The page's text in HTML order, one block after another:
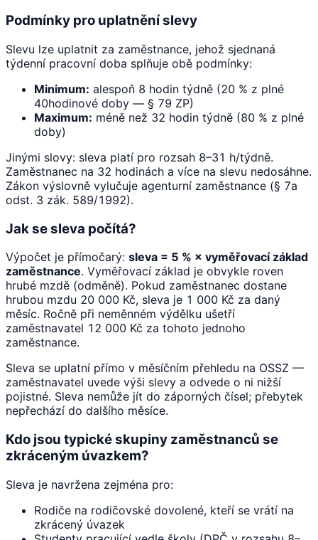
Podmínky pro uplatnění slevy
Slevu lze uplatnit za zaměstnance, jehož sjednaná
týdenní pracovní doba splňuje obě podmínky:
Minimum: alespoň 8 hodin týdně (20 % z plné
40hodinové doby — § 79 ZP)
Maximum: méně než 32 hodin týdně (80 % z plné
doby)
Jinými slovy: sleva platí pro rozsah 8–31 h/týdně.
Zaměstnanec na 32 hodinách a více na slevu nedosáhne.
Zákon výslovně vylučuje agenturní zaměstnance (§ 7a
odst. 3 zák. 589/1992).
Jak se sleva počítá?
Výpočet je přímočarý: sleva = 5 % × vyměřovací základ
zaměstnance. Vyměřovací základ je obvykle roven
hrubé mzdě (odměně). Pokud zaměstnanec dostane
hrubou mzdu 20 000 Kč, sleva je 1 000 Kč za daný
měsíc. Ročně při neměnném výdělku ušetří
zaměstnavatel 12 000 Kč za tohoto jednoho
zaměstnance.
Sleva se uplatní přímo v měsíčním přehledu na OSSZ —
zaměstnavatel uvede výši slevy a odvede o ni nižší
pojistné. Sleva nemůže jít do záporných čísel; přebytek
nepřechází do dalšího měsíce.
Kdo jsou typické skupiny zaměstnanců se
zkráceným úvazkem?
Sleva je navržena zejména pro:
Rodiče na rodičovské dovolené, kteří se vrátí na
zkrácený úvazek